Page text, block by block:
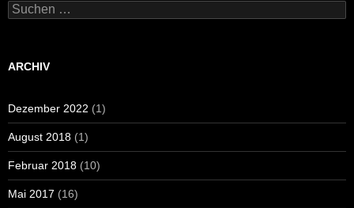
Suchen
nach:
ARCHIV
Dezember 2022 (1)
August 2018 (1)
Februar 2018 (10)
Mai 2017 (16)